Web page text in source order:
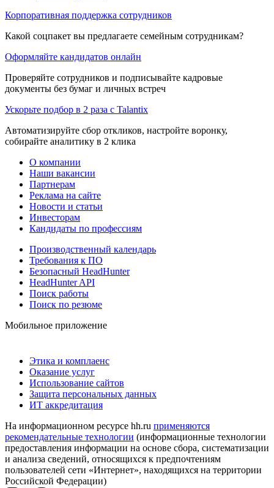
Корпоративная поддержка сотрудников
Какой соцпакет вы предлагаете семейным сотрудникам?
Оформляйте кандидатов онлайн
Проверяйте сотрудников и подписывайте кадровые
документы без бумаг и личных встреч
Ускорьте подбор в 2 раза с Talantix
Автоматизируйте сбор откликов, настройте воронку,
собирайте аналитику в 2 клика
О компании
Наши вакансии
Партнерам
Реклама на сайте
Новости и статьи
Инвесторам
Кандидаты по профессиям
Производственный календарь
Требования к ПО
Безопасный HeadHunter
HeadHunter API
Поиск работы
Поиск по резюме
Мобильное приложение
Этика и комплаенс
Оказание услуг
Использование сайтов
Защита персональных данных
ИТ аккредитация
На информационном ресурсе hh.ru применяются
рекомендательные технологии (информационные технологии
предоставления информации на основе сбора, систематизации
и анализа сведений, относящихся к предпочтениям
пользователей сети «Интернет», находящихся на территории
Российской Федерации)